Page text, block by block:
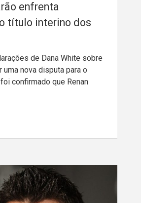
enfrenta
título interino dos
de Dana White sobre
nova disputa para o
confirmado que Renan